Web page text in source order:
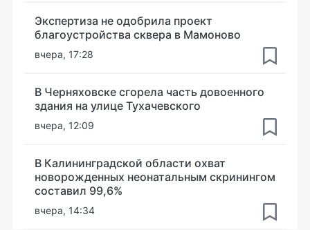
Экспертиза не одобрила проект
благоустройства сквера в Мамоново
вчера, 17:28
В Черняховске сгорела часть довоенного
здания на улице Тухачевского
вчера, 12:09
В Калининградской области охват
новорожденных неонатальным скринингом
составил 99,6%
вчера, 14:34